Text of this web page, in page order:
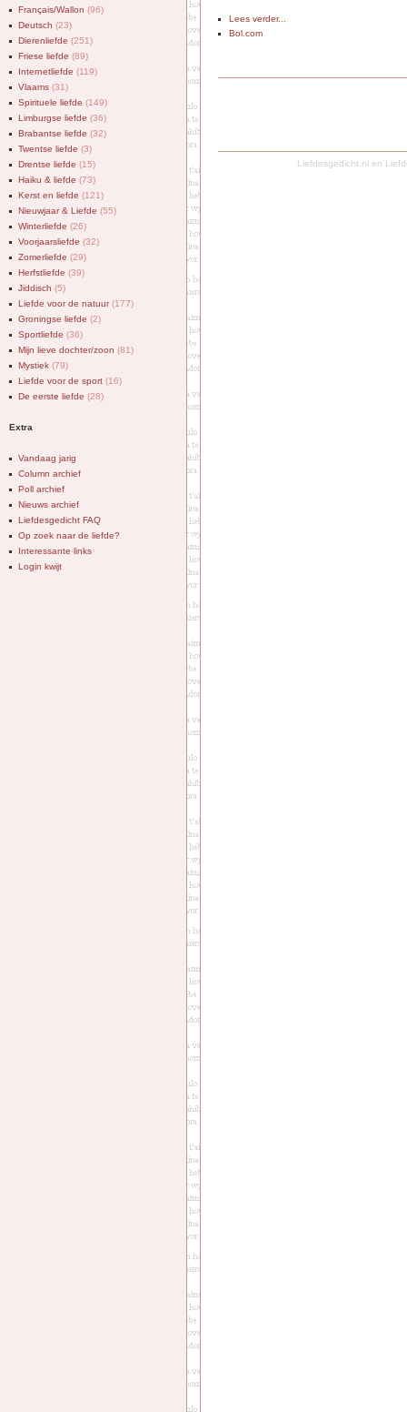
Lees verder...
Bol.com
Liefdesgedicht.nl en
Français/Wallon (96)
Deutsch (23)
Dierenliefde (251)
Friese liefde (89)
Internetliefde (119)
Vlaams (31)
Spirituele liefde (149)
Limburgse liefde (36)
Brabantse liefde (32)
Twentse liefde (3)
Drentse liefde (15)
Haiku & liefde (73)
Kerst en liefde (121)
Nieuwjaar & Liefde (55)
Winterliefde (26)
Voorjaarsliefde (32)
Zomerliefde (29)
Herfstliefde (39)
Jiddisch (5)
Liefde voor de natuur(177)
Groningse liefde (2)
Sportliefde (36)
Mijn lieve dochter/zoon (81)
Mystiek (79)
Liefde voor de sport (16)
De eerste liefde (28)
Extra
Vandaag jarig
Column archief
Poll archief
Nieuws archief
Liefdesgedicht FAQ
Op zoek naar de liefde?
Interessante links
Login kwijt